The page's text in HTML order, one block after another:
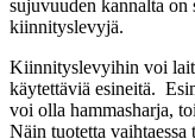
sujuvuuden kannalta on
kiinnityslevyjä.
Kiinnityslevyihin voi
käytettäviä esineitä.
voi olla hammasharja,
Näin tuotetta